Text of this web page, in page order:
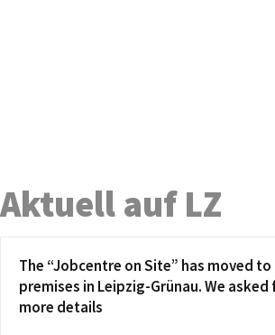
Aktuell auf LZ
The “Jobcentre on Site” has moved to
premises in Leipzig-Grünau. We asked
more details